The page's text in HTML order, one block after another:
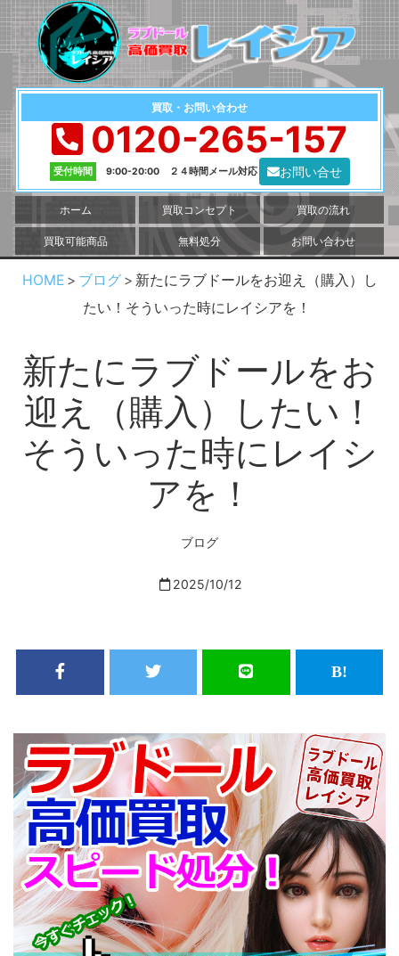
買取・お問い合わせ
0120-265-157
受付時間 9:00-20:00 ２４時間メール対応 お問い合せ
ホーム 買取コンセプト 買取の流れ
買取可能商品 無料処分 お問い合わせ
HOME ブログ
新たにラブドールをお迎え（購入）し
たい！そういった時にレイシアを！
新たにラブドールをお
迎え（購入）したい！
そういった時にレイシ
アを！
ブログ
2025/10/12